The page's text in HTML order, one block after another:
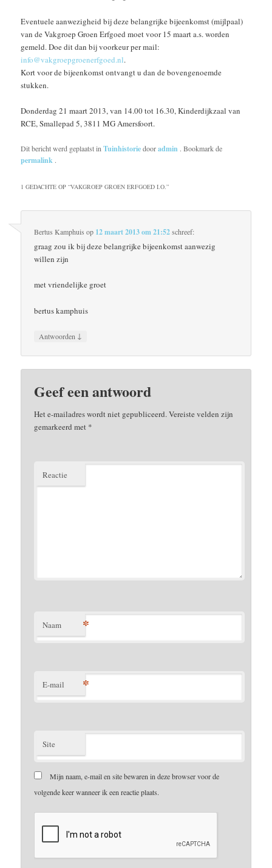
Eventuele aanwezigheid bij deze belangrijke bijeenkomst (mijlpaal)
van de Vakgroep Groen Erfgoed moet voor 15 maart a.s. worden
gemeld. Doe dit dan bij voorkeur per mail:
info@vakgroepgroenerfgoed.nl.
Kort voor de bijeenkomst ontvangt u dan de bovengenoemde
stukken.
Donderdag 21 maart 2013, van 14.00 tot 16.30, Kinderdijkzaal van
RCE, Smallepad 5, 3811 MG Amersfoort.
Dit bericht werd geplaatst inTuinhistoriedooradmin . Bookmark de
permalink .
1 GEDACHTE OP “VAKGROEP GROEN ERFGOED I.O.”
Bertus Kamphuis op 12 maart 2013 om 21:52schreef:
graag zou ik bij deze belangrijke bijeenkomst aanwezig
willen zijn
met vriendelijke groet
bertus kamphuis
Antwoorden ↓
Geef een antwoord
Het e-mailadres wordt niet gepubliceerd.Vereiste velden zijn
gemarkeerd met *
Reactie
Naam *
E-mail *
Site
Mijn naam, e-mail en site bewaren in deze browser voor de
volgende keer wanneer ik een reactie plaats.